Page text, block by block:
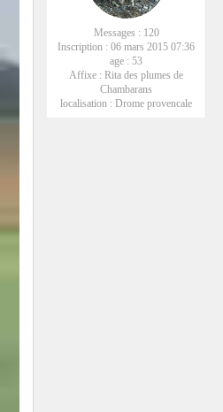
Messages : 120
Inscription : 06 mars 2015 07:36
age : 53
Affixe : Rita des plumes de
Chambarans
localisation : Drome provencale